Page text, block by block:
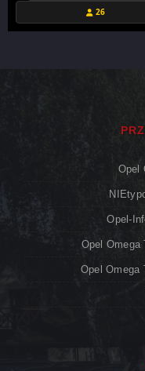
26
Opel
Opel-
Opel Omega
Opel Omega